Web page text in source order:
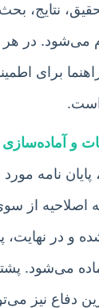
نتایج،
می‌شود. در
برای
و
نامه مورد
از سوی
و در نهایت،
می‌شود.
دفاع نیز